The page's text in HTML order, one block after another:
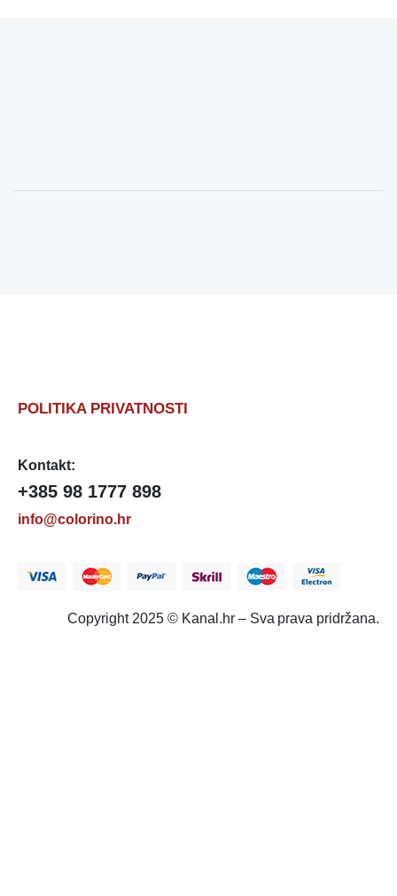
POLITIKA PRIVATNOSTI
Kontakt:
+385 98 1777 898
info@colorino.hr
Copyright 2025 © Kanal.hr – Sva prava pridržana.